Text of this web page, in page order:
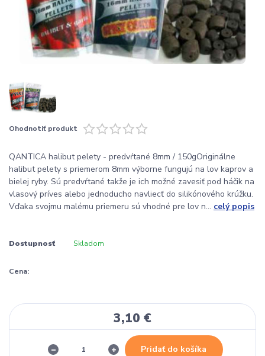
Ohodnotiť produkt
QANTICA halibut pelety - predvŕtané 8mm / 150gOriginálne
halibut pelety s priemerom 8mm výborne fungujú na lov kaprov a
bielej ryby. Sú predvŕtané takže je ich možné zavesiť pod háčik na
vlasový príves alebo jednoducho navliecť do silikónového krúžku.
Vďaka svojmu malému priemeru sú vhodné pre lov n... celý popis
Dostupnosť Skladom
Cena:
3,10 €
Pridať do košíka